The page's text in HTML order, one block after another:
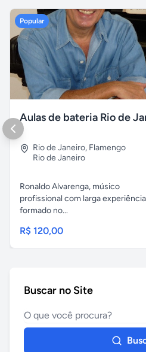
Popular
Rio de Janeiro, Flamengo
Rio de Janeiro
Ronaldo Alvarenga, músico
profissional com larga
formado no...
R$ 120,00
Buscar no Site